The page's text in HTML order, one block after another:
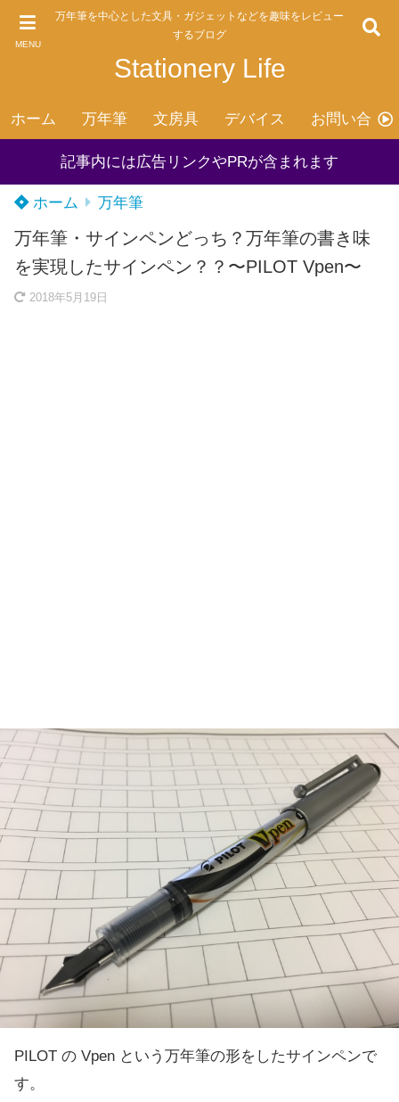
MENU
万年筆を中心とした文具・ガジェットなどを趣味をレビュー
するブログ
Stationery Life
ホーム 万年筆 文房具 デバイス お問い合わ
記事内には広告リンクやPRが含まれます
ホーム 万年筆
万年筆・サインペンどっち？万年筆の書き味
を実現したサインペン？？〜PILOT Vpen〜
2018年5月19日
PILOT の Vpen という万年筆の形をしたサインペンで
す。